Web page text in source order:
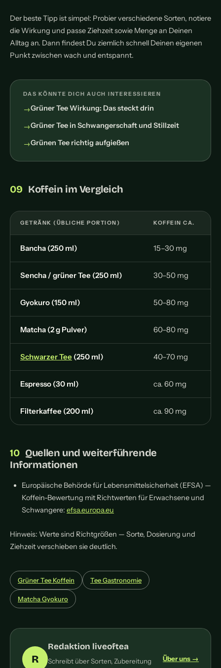
Der beste Tipp ist simpel: Probier verschiedene Sorten, notiere
die Wirkung und passe Ziehzeit sowie Menge an Deinen
Alltag an. Dann findest Du ziemlich schnell Deinen eigenen
Punkt zwischen wach und entspannt.
DAS KÖNNTE DICH AUCH INTERESSIEREN
Grüner Tee Wirkung: Das steckt drin
Grüner Tee in Schwangerschaft und Stillzeit
Grünen Tee richtig aufgießen
Koffein im Vergleich
GETRÄNK (ÜBLICHE PORTION) KOFFEIN CA.
Bancha (250 ml) 15–30 mg
Sencha / grüner Tee (250 ml) 30–50 mg
Gyokuro (150 ml) 50–80 mg
Matcha (2 g Pulver) 60–80 mg
Schwarzer Tee (250 ml) 40–70 mg
Espresso (30 ml) ca. 60 mg
Filterkaffee (200 ml) ca. 90 mg
Quellen und weiterführende
Informationen
Europäische Behörde für Lebensmittelsicherheit (EFSA) —
Koffein-Bewertung mit Richtwerten für Erwachsene und
Schwangere: efsa.europa.eu
Hinweis: Werte sind Richtgrößen — Sorte, Dosierung und
Ziehzeit verschieben sie deutlich.
Grüner Tee Koffein Tee Gastronomie
Matcha Gyokuro
R
Redaktion liveoftea
Schreibt über Sorten, Zubereitung
Über uns →